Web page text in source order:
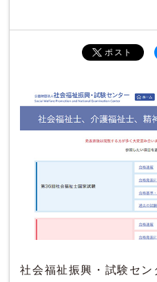
ポスト
社会福祉振興・試験セ